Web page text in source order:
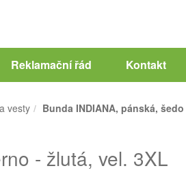
Reklamační řád Kontakt
vesty Bunda INDIANA, pánská,
- žlutá, vel. 3XL